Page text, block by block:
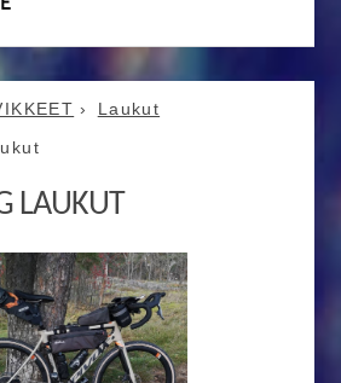
Laukut
LAUKUT